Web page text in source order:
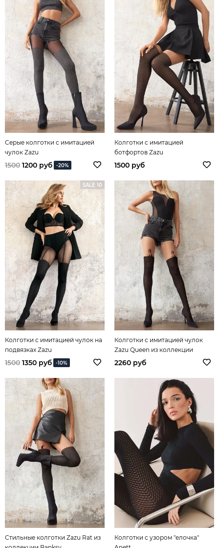
Серые колготки с имитацией
чулок Zazu
1500 1200 руб -20%
Колготки с имитацией
ботфортов Zazu
1500 руб
SALE 10
Колготки с имитацией чулок на
подвязках Zazu
1500 1350 руб -10%
Колготки с имитацией чулок
Zazu Queen из коллекции
Banksy
2260 руб
Стильные колготки Zazu Rat из
Колготки с узором "елочка"